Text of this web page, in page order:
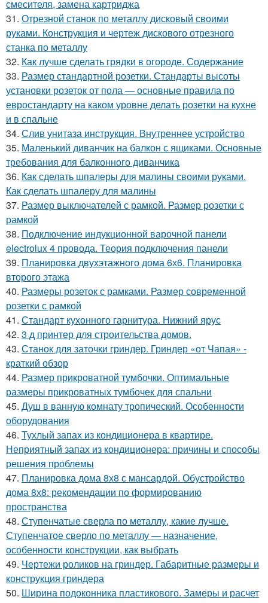
смесителя, замена картриджа
31. Отрезной станок по металлу дисковый своими
руками. Конструкция и чертеж дискового отрезного
станка по металлу
32. Как лучше сделать грядки в огороде. Содержание
33. Размер стандартной розетки. Стандарты высоты
установки розеток от пола — основные правила по
евростандарту на каком уровне делать розетки на кухне
и в спальне
34. Слив унитаза инструкция. Внутреннее устройство
35. Маленький диванчик на балкон с ящиками. Основные
требования для балконного диванчика
36. Как сделать шпалеры для малины своими руками.
Как сделать шпалеру для малины
37. Размер выключателей с рамкой. Размер розетки с
рамкой
38. Подключение индукционной варочной панели
electrolux 4 провода. Теория подключения панели
39. Планировка двухэтажного дома 6х6. Планировка
второго этажа
40. Размеры розеток с рамками. Размер современной
розетки с рамкой
41. Стандарт кухонного гарнитура. Нижний ярус
42. 3 д принтер для строительства домов.
43. Станок для заточки гриндер. Гриндер «от Чапая» -
краткий обзор
44. Размер прикроватной тумбочки. Оптимальные
размеры прикроватных тумбочек для спальни
45. Душ в ванную комнату тропический. Особенности
оборудования
46. Тухлый запах из кондиционера в квартире.
Неприятный запах из кондиционера: причины и способы
решения проблемы
47. Планировка дома 8х8 с мансардой. Обустройство
дома 8х8: рекомендации по формированию
пространства
48. Ступенчатые сверла по металлу, какие лучше.
Ступенчатое сверло по металлу — назначение,
особенности конструкции, как выбрать
49. Чертежи роликов на гриндер. Габаритные размеры и
конструкция гриндера
50. Ширина подоконника пластикового. Замеры и расчет